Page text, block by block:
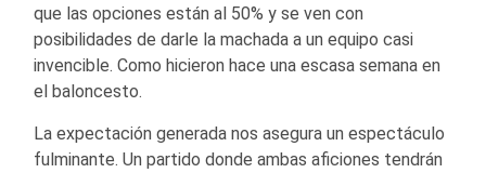
que las opciones están al 50% y se ven con
posibilidades de darle la machada a un equipo casi
invencible. Como hicieron hace una escasa semana en
el baloncesto.
La expectación generada nos asegura un espectáculo
fulminante. Un partido donde ambas aficiones tendrán